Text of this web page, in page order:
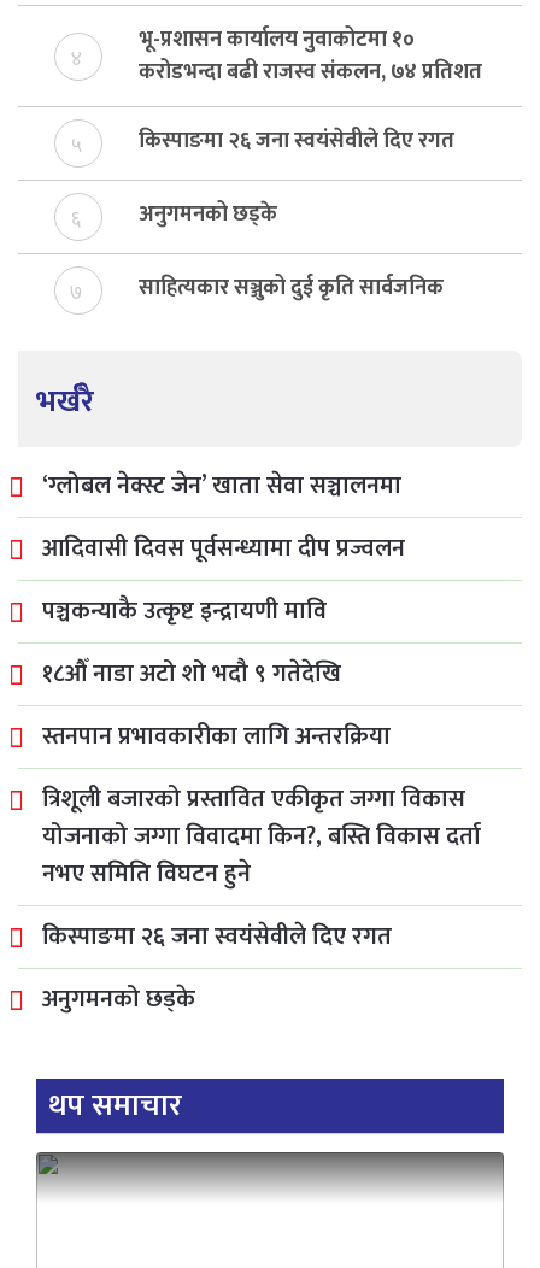
४
भू-प्रशासन कार्यालय नुवाकोटमा १०
करोडभन्दा बढी राजस्व संकलन, ७४ प्रतिशत
बेरुजु फर्छयौट
५ किस्पाङमा २६ जना स्वयंसेवीले दिए रगत
६ अनुगमनको छड्के
७ साहित्यकार सञ्जुको दुई कृति सार्वजनिक
भर्खरै
‘ग्लोबल नेक्स्ट जेन’ खाता सेवा सञ्चालनमा
आदिवासी दिवस पूर्वसन्ध्यामा दीप प्रज्वलन
पञ्चकन्याकै उत्कृष्ट इन्द्रायणी मावि
१८औँ नाडा अटो शो भदौ ९ गतेदेखि
स्तनपान प्रभावकारीका लागि अन्तरक्रिया
त्रिशूली बजारको प्रस्तावित एकीकृत जग्गा विकास
योजनाको जग्गा विवादमा किन?, बस्ति विकास दर्ता
नभए समिति विघटन हुने
किस्पाङमा २६ जना स्वयंसेवीले दिए रगत
अनुगमनको छड्के
थप समाचार